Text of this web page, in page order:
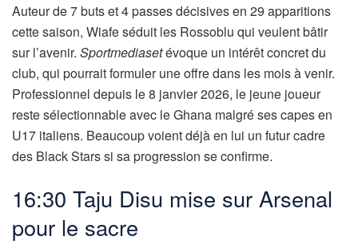
Auteur de 7 buts et 4 passes décisives en 29 apparitions
cette saison, Wiafe séduit les Rossoblu qui veulent bâtir
sur l’avenir. Sportmediasetévoque un intérêt concret du
club, qui pourrait formuler une offre dans les mois à venir.
Professionnel depuis le 8 janvier 2026, le jeune joueur
reste sélectionnable avec le Ghana malgré ses capes en
U17 italiens. Beaucoup voient déjà en lui un futur cadre
des Black Stars si sa progression se confirme.
16:30 Taju Disu mise sur Arsenal
pour le sacre